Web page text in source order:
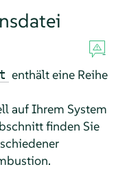
enthält eine Reihe
auf Ihrem System
finden Sie